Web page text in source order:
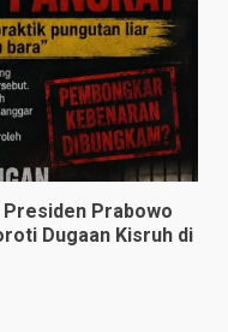
Presiden Prabowo
Dugaan Kisruh di